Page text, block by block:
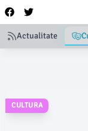
Actualitate
CULTURA